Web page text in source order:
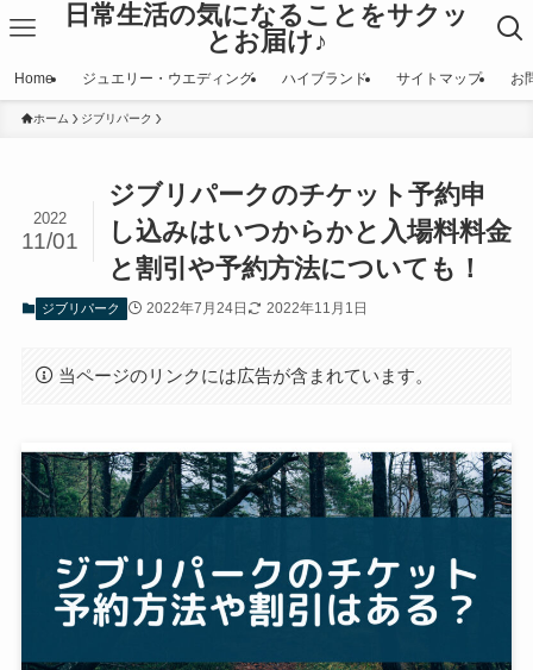
日常生活の気になることをサクッ
とお届け♪
Home ジュエリー・ウエディング ハイブランド サイトマップ お
ホーム ジブリパーク
ジブリパークのチケット予約申
し込みはいつからかと入場料料金
と割引や予約方法についても！
2022
11/01
ジブリパーク 2022年7月24日 2022年11月1日
当ページのリンクには広告が含まれています。